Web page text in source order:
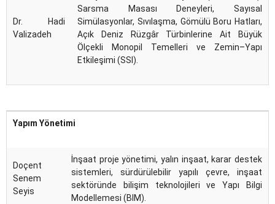
Dr. Hadi
Valizadeh
Sarsma Masası Deneyleri, Sayısal
Simülasyonlar, Sıvılaşma, Gömülü Boru Hatları,
Açık Deniz Rüzgâr Türbinlerine Ait Büyük
Ölçekli Monopil Temelleri ve Zemin–Yapı
Etkileşimi (SSI).
Yapım Yönetimi
Doçent
Senem
Seyis
İnşaat proje yönetimi, yalın inşaat, karar destek
sistemleri, sürdürülebilir yapılı çevre, inşaat
sektöründe bilişim teknolojileri ve Yapı Bilgi
Modellemesi (BIM).